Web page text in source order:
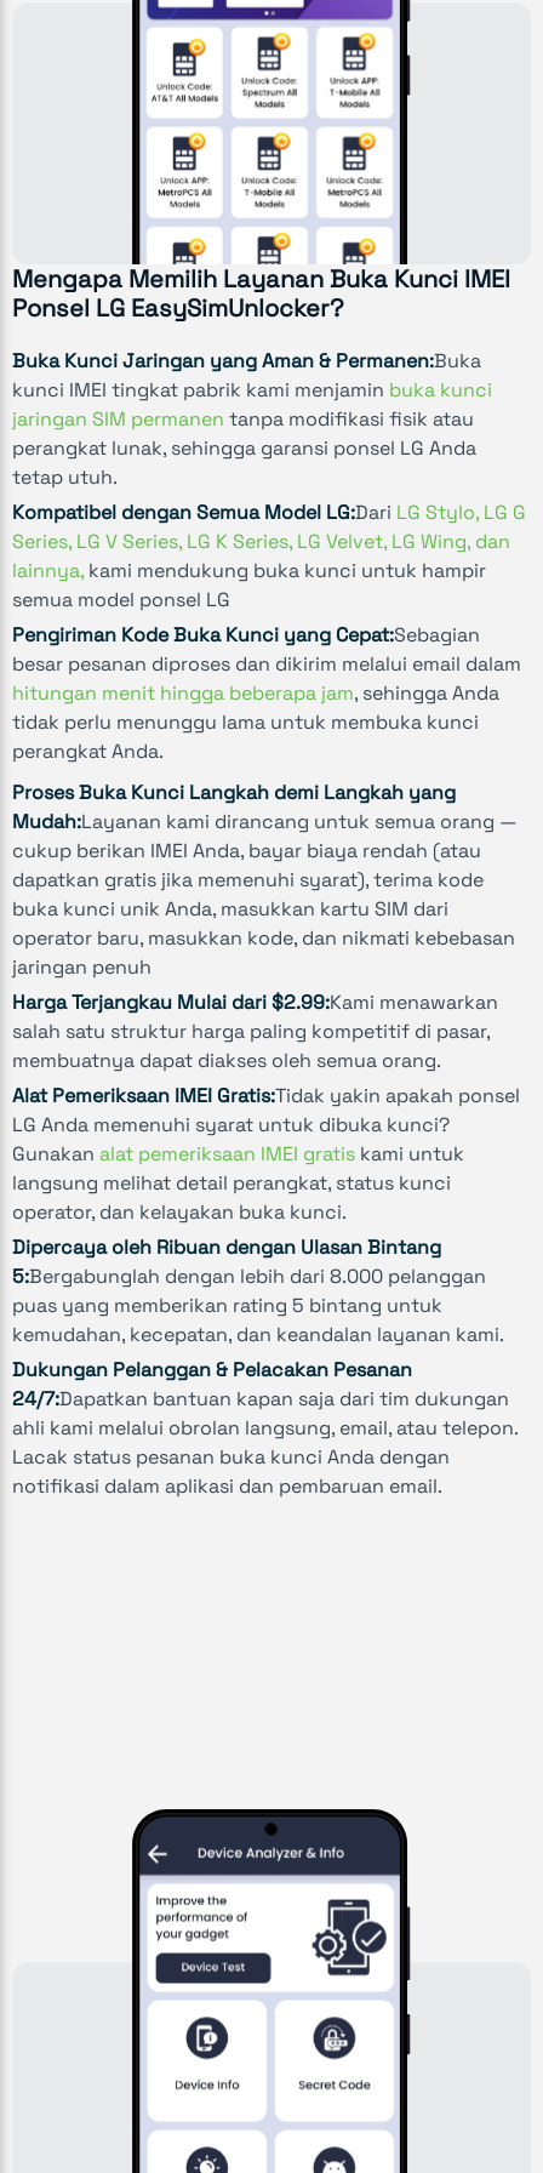
Mengapa Memilih Layanan Buka Kunci IMEI
Ponsel LG EasySimUnlocker?
Buka Kunci Jaringan yang Aman & Permanen:Buka
kunci IMEI tingkat pabrik kami menjamin buka kunci
jaringan SIM permanen tanpa modifikasi fisik atau
perangkat lunak, sehingga garansi ponsel LG Anda
tetap utuh.
Kompatibel dengan Semua Model LG:Dari LG Stylo, LG G
Series, LG V Series, LG K Series, LG Velvet, LG Wing, dan
lainnya, kami mendukung buka kunci untuk hampir
semua model ponsel LG
Pengiriman Kode Buka Kunci yang Cepat:Sebagian
besar pesanan diproses dan dikirim melalui email dalam
hitungan menit hingga beberapa jam, sehingga Anda
tidak perlu menunggu lama untuk membuka kunci
perangkat Anda.
Proses Buka Kunci Langkah demi Langkah yang
Mudah:Layanan kami dirancang untuk semua orang —
cukup berikan IMEI Anda, bayar biaya rendah (atau
dapatkan gratis jika memenuhi syarat), terima kode
buka kunci unik Anda, masukkan kartu SIM dari
operator baru, masukkan kode, dan nikmati kebebasan
jaringan penuh
Harga Terjangkau Mulai dari $2.99:Kami menawarkan
salah satu struktur harga paling kompetitif di pasar,
membuatnya dapat diakses oleh semua orang.
Alat Pemeriksaan IMEI Gratis:Tidak yakin apakah ponsel
LG Anda memenuhi syarat untuk dibuka kunci?
Gunakan alat pemeriksaan IMEI gratis kami untuk
langsung melihat detail perangkat, status kunci
operator, dan kelayakan buka kunci.
Dipercaya oleh Ribuan dengan Ulasan Bintang
5:Bergabunglah dengan lebih dari 8.000 pelanggan
puas yang memberikan rating 5 bintang untuk
kemudahan, kecepatan, dan keandalan layanan kami.
Dukungan Pelanggan & Pelacakan Pesanan
24/7:Dapatkan bantuan kapan saja dari tim dukungan
ahli kami melalui obrolan langsung, email, atau telepon.
Lacak status pesanan buka kunci Anda dengan
notifikasi dalam aplikasi dan pembaruan email.